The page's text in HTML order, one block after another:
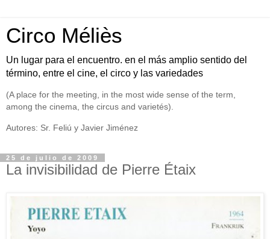
Circo Méliès
Un lugar para el encuentro. en el más amplio sentido del
término, entre el cine, el circo y las variedades
(A place for the meeting, in the most wide sense of the term,
among the cinema, the circus and varietés).
Autores: Sr. Feliú y Javier Jiménez
25 de julio de 2009
La invisibilidad de Pierre Étaix